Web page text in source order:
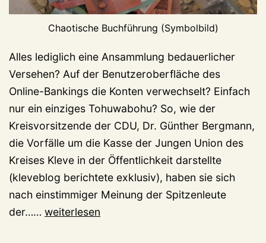
Chaotische Buchführung (Symbolbild)
Alles lediglich eine Ansammlung bedauerlicher
Versehen? Auf der Benutzeroberfläche des
Online-Bankings die Konten verwechselt? Einfach
nur ein einziges Tohuwabohu? So, wie der
Kreisvorsitzende der CDU, Dr. Günther Bergmann,
die Vorfälle um die Kasse der Jungen Union des
Kreises Kleve in der Öffentlichkeit darstellte
(kleveblog berichtete exklusiv), haben sie sich
nach einstimmiger Meinung der Spitzenleute
der…… Kassen-
weiterlesen